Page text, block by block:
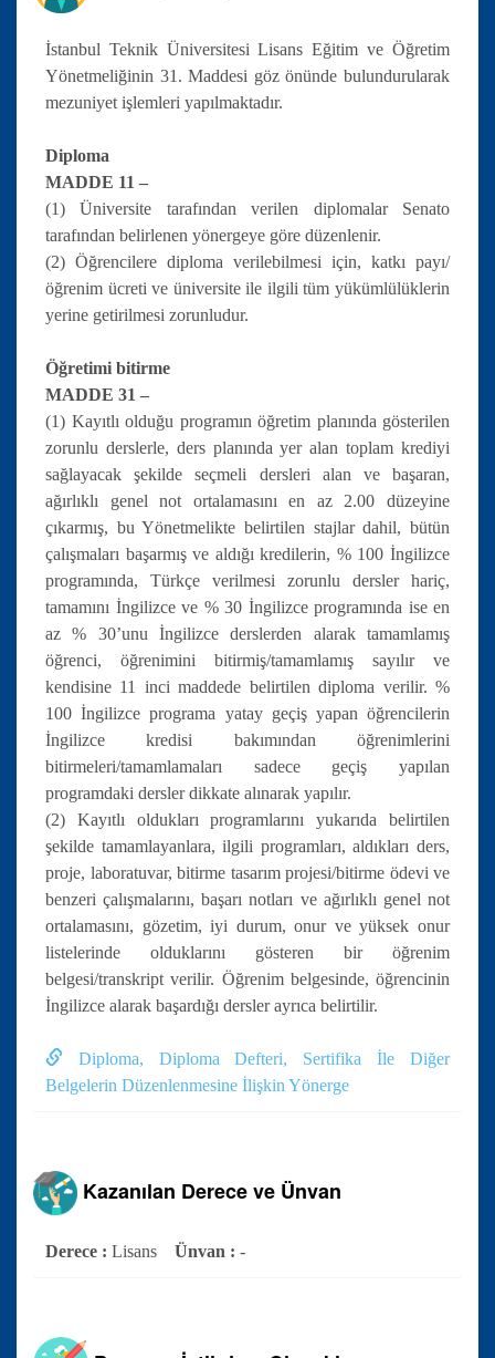
İstanbul Teknik Üniversitesi Lisans Eğitim ve Öğretim
Yönetmeliğinin 31. Maddesi göz önünde bulundurularak
mezuniyet işlemleri yapılmaktadır.
Diploma
MADDE 11 –
(1) Üniversite tarafından verilen diplomalar Senato
tarafından belirlenen yönergeye göre düzenlenir.
(2) Öğrencilere diploma verilebilmesi için, katkı payı/
öğrenim ücreti ve üniversite ile ilgili tüm yükümlülüklerin
yerine getirilmesi zorunludur.
Öğretimi bitirme
MADDE 31 –
(1) Kayıtlı olduğu programın öğretim planında gösterilen
zorunlu derslerle, ders planında yer alan toplam krediyi
sağlayacak şekilde seçmeli dersleri alan ve başaran,
ağırlıklı genel not ortalamasını en az 2.00 düzeyine
çıkarmış, bu Yönetmelikte belirtilen stajlar dahil, bütün
çalışmaları başarmış ve aldığı kredilerin, % 100 İngilizce
programında, Türkçe verilmesi zorunlu dersler hariç,
tamamını İngilizce ve % 30 İngilizce programında ise en
az % 30’unu İngilizce derslerden alarak tamamlamış
öğrenci, öğrenimini bitirmiş/tamamlamış sayılır ve
kendisine 11 inci maddede belirtilen diploma verilir. %
100 İngilizce programa yatay geçiş yapan öğrencilerin
İngilizce kredisi bakımından öğrenimlerini
bitirmeleri/tamamlamaları sadece geçiş yapılan
programdaki dersler dikkate alınarak yapılır.
(2) Kayıtlı oldukları programlarını yukarıda belirtilen
şekilde tamamlayanlara, ilgili programları, aldıkları ders,
proje, laboratuvar, bitirme tasarım projesi/bitirme ödevi ve
benzeri çalışmalarını, başarı notları ve ağırlıklı genel not
ortalamasını, gözetim, iyi durum, onur ve yüksek onur
listelerinde olduklarını gösteren bir öğrenim
belgesi/transkript verilir. Öğrenim belgesinde, öğrencinin
İngilizce alarak başardığı dersler ayrıca belirtilir.
Diploma, Diploma Defteri, Sertifika İle Diğer
Belgelerin Düzenlenmesine İlişkin Yönerge
Kazanılan Derece ve Ünvan
Derece : Lisans Ünvan : -